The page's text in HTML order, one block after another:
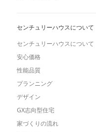
センチュリーハウスについて
センチュリーハウスについて
安心価格
性能品質
プランニング
デザイン
GX志向型住宅
家づくりの流れ